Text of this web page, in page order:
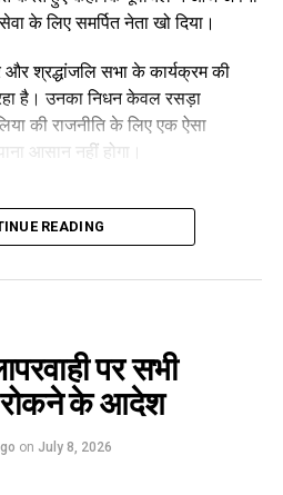
के लिए समर्पित नेता खो दिया।
श्रद्धांजलि सभा के कार्यक्रम की
है। उनका निधन केवल रसड़ा
की राजनीति के लिए एक ऐसा
आसान नहीं होगा।
READING
पर सभी
रोकने के आदेश
on July 8, 2026